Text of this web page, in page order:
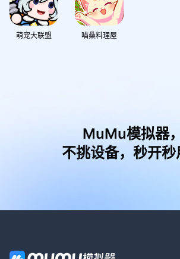
萌宠大联盟 喵桑料理屋
MuMu模拟器，
不挑设备，秒开秒